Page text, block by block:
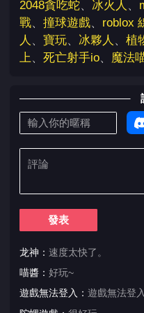
2048貪吃蛇、 冰火人 、
戰、 撞球遊戲、 roblox
人 、 寶玩、 冰夥人 、 植
上、 死亡射手io、 魔法
發表
龙神： 速度太快了。
喵醬： 好玩~
遊戲無法登入： 遊戲無法登入